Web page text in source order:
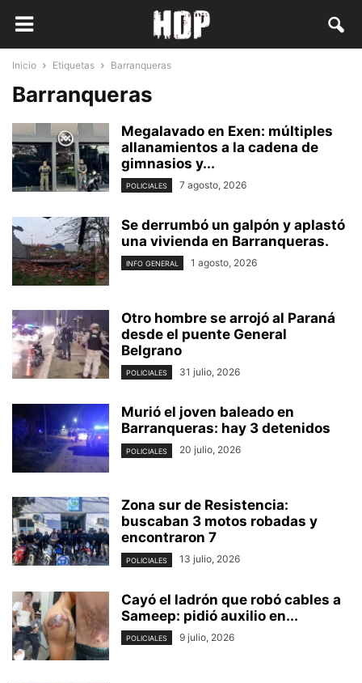
Inicio Etiquetas Barranqueras
Barranqueras
Megalavado en Exen: múltiples
allanamientos a la cadena de
gimnasios y...
POLICIALES 7 agosto, 2026
Se derrumbó un galpón y aplastó
una vivienda en Barranqueras.
INFO GENERAL 1 agosto, 2026
Otro hombre se arrojó al Paraná
desde el puente General
Belgrano
POLICIALES 31 julio, 2026
Murió el joven baleado en
Barranqueras: hay 3 detenidos
POLICIALES 20 julio, 2026
Zona sur de Resistencia:
buscaban 3 motos robadas y
encontraron 7
POLICIALES 13 julio, 2026
Cayó el ladrón que robó cables a
Sameep: pidió auxilio en...
POLICIALES 9 julio, 2026